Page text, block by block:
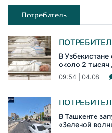
Потребитель
В
около 2 тысяч
09:54 | 04.08
В Ташкенте
«Зеленой